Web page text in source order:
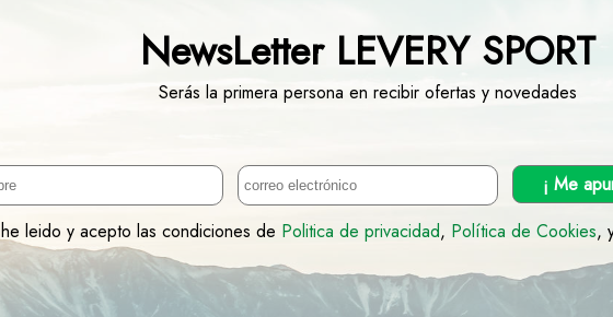
NewsLetter LEVERY SPORT
Serás la primera persona en recibir ofertas y novedades
¡ Me
he leido y acepto las condiciones de Politica de privacidad, Política de Cookies,